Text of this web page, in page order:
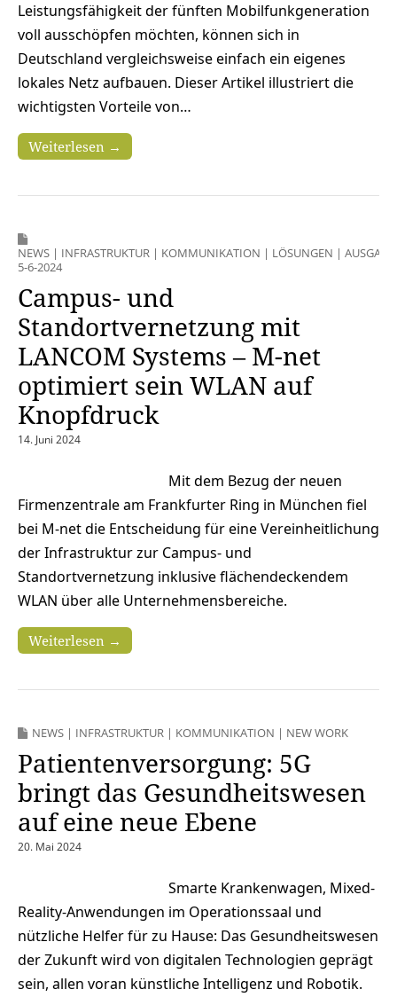
Leistungsfähigkeit der fünften Mobilfunkgeneration
voll ausschöpfen möchten, können sich in
Deutschland vergleichsweise einfach ein eigenes
lokales Netz aufbauen. Dieser Artikel illustriert die
wichtigsten Vorteile von…
Weiterlesen →
NEWS | INFRASTRUKTUR | KOMMUNIKATION | LÖSUNGEN | AUSGABE
5-6-2024
Campus- und
Standortvernetzung mit
LANCOM Systems – M-net
optimiert sein WLAN auf
Knopfdruck
14. Juni 2024
Mit dem Bezug der neuen
Firmenzentrale am Frankfurter Ring in München fiel
bei M-net die Entscheidung für eine Vereinheitlichung
der Infrastruktur zur Campus- und
Standortvernetzung inklusive flächendeckendem
WLAN über alle Unternehmensbereiche.
Weiterlesen →
NEWS | INFRASTRUKTUR | KOMMUNIKATION | NEW WORK
Patientenversorgung: 5G
bringt das Gesundheitswesen
auf eine neue Ebene
20. Mai 2024
Smarte Krankenwagen, Mixed-
Reality-Anwendungen im Operationssaal und
nützliche Helfer für zu Hause: Das Gesundheitswesen
der Zukunft wird von digitalen Technologien geprägt
sein, allen voran künstliche Intelligenz und Robotik.